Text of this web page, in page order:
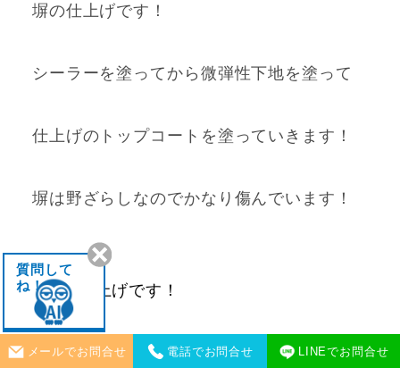
塀の仕上げです！
シーラーを塗ってから微弾性下地を塗って
仕上げのトップコートを塗っていきます！
塀は野ざらしなのでかなり傷んでいます！
塀の仕上げです！
メールでお問合せ 電話でお問合せ LINEでお問合せ
質問して
ね！